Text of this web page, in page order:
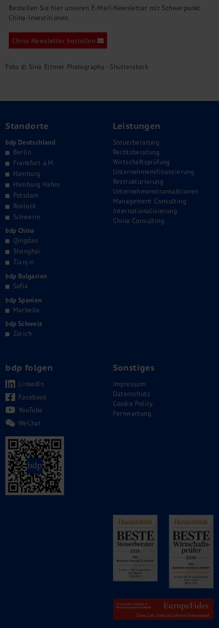
Bestellen Sie hier unseren E-Mail-Newsletter mit Schwerpunkt
China-Investitionen.
China Newsletter bestellen
Foto © Sina Ettmer Photography - Shutterstock
Standorte
bdp Deutschland
Berlin
Frankfurt a.M.
Hamburg
Hamburg Hafen
Potsdam
Rostock
Schwerin
bdp China
Qingdao
Shanghai
Tianjin
bdp Bulgarien
Sofia
bdp Spanien
Marbella
bdp Schweiz
Zürich
Leistungen
Steuerberatung
Rechtsberatung
Wirtschaftsprüfung
Unternehmensfinanzierung
Restrukturierung
Unternehmenstransaktionen
Management Consulting
Internationalisierung
China Consulting
bdp folgen
LinkedIn
Facebook
YouTube
WeChat
Sonstiges
Impressum
Datenschutz
Cookie Policy
Fernwartung